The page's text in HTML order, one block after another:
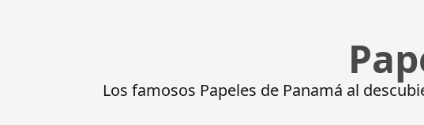
Los famosos Papeles de Panamá al